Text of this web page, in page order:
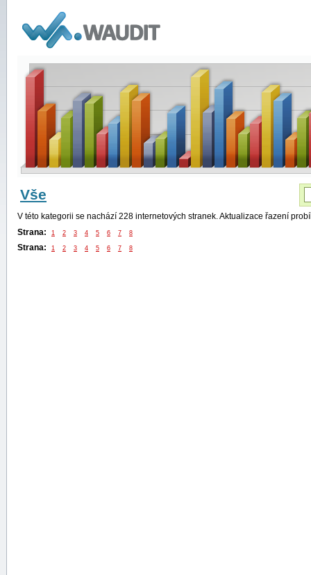
Vše
V této kategorii se nachází 228 internetových stranek. Aktualizace řazení
Strana:
1 2 3 4 5 6 7 8
Strana: 1 2 3 4 5 6 7 8